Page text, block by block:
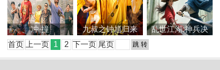
冲·撞 九叔之钟馗归来
乱世江湖:神兵决
首页
上一页 1 2 下一页 尾页